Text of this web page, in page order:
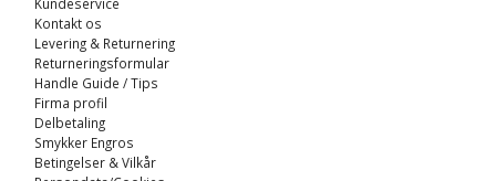
Kontakt os
Levering & Returnering
Returneringsformular
Handle Guide / Tips
Firma profil
Delbetaling
Smykker Engros
Betingelser & Vilkår